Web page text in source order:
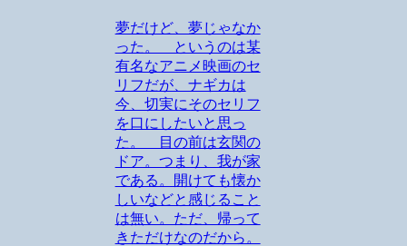
夢だけど、夢じゃなか
った。 というのは某
有名なアニメ映画のセ
リフだが、ナギカは
今、切実にそのセリフ
を口にしたいと思っ
た。 目の前は玄関の
ドア。つまり、我が家
である。開けても懐か
しいなどと感じること
は無い。ただ、帰って
きただけなのだから。